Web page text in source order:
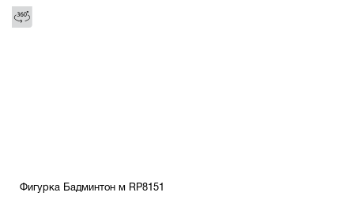
Фигурка Бадминтон м RP8151